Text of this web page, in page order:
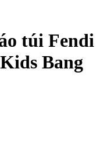
túi Fendi
Bang